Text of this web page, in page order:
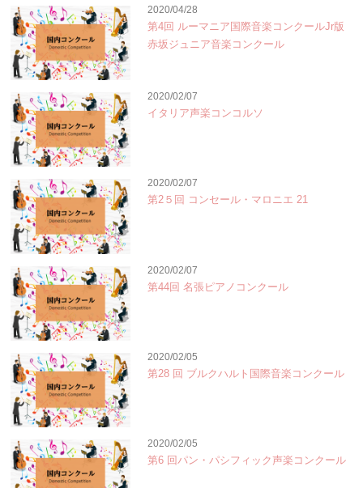
2020/04/28
第4回 ルーマニア国際音楽コンクールJr版
赤坂ジュニア音楽コンクール
2020/02/07
イタリア声楽コンコルソ
2020/02/07
第2５回 コンセール・マロニエ 21
2020/02/07
第44回 名張ピアノコンクール
2020/02/05
第28 回 ブルクハルト国際音楽コンクール
2020/02/05
第6 回パン・パシフィック声楽コンクール